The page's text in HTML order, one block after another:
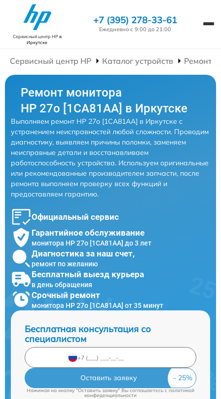
Сервисный центр HPв
Иркутске
+7 (395) 278-33-61
Ежедневно с 9:00 до 21:00
Сервисный центр HP Каталог устройств Ремонт
Ремонт монитора
HP 27o [1CA81AA] в Иркутске
Выполняем ремонт HP 27o [1CA81AA] в Иркутске с
устранением неисправностей любой сложности. Проводим
диагностику, выявляем причины поломки, заменяем
неисправные детали и восстанавливаем
работоспособность устройства. Используем оригинальные
или рекомендованные производителем запчасти, после
ремонта выполняем проверку всех функций и
предоставляем гарантию.
Официальный сервис
Гарантийное обслуживание
монитора HP 27o [1CA81AA] до 3 лет
Диагностика за наш счет,
ремонт по желанию
Бесплатный выезд курьера
в день обращения
Срочный ремонт
монитора HP 27o [1CA81AA] от 35 минут
Бесплатная консультация со
специалистом
Оставить заявку
Нажимая на кнопку "Оставить заявку" Вы соглашаетесь cполитикой
конфиденциальности